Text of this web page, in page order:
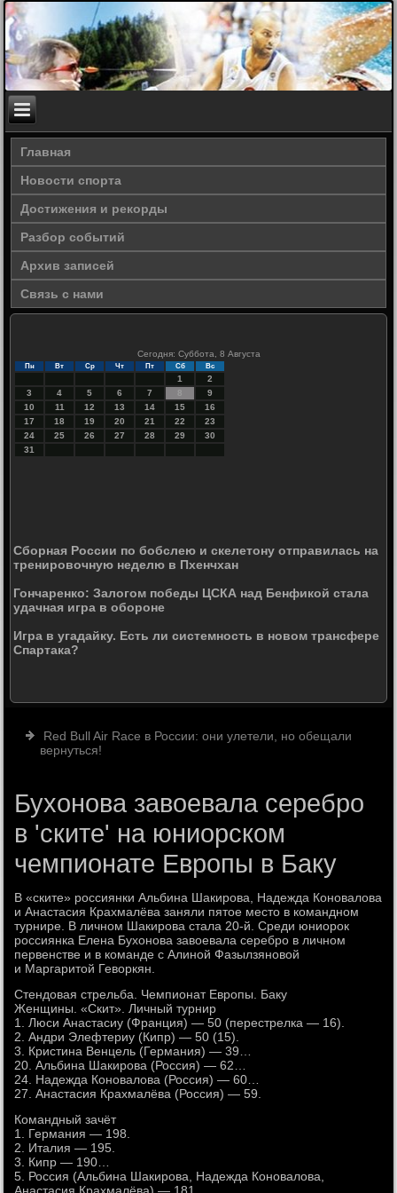
Главная
Новости спорта
Достижения и рекорды
Разбор событий
Архив записей
Связь с нами
Сегодня: Суббота, 8 Августа
Пн Вт Ср Чт Пт Сб Вс
1
2
3
4 5 6 7 8
9
10
11 12 13 14 15
16
17
18 19 20 21 22
23
24
25 26 27 28 29
30
31
Сборная России по бобслею и скелетону отправилась на
тренировочную неделю в Пхенчхан
Гончаренко: Залогом победы ЦСКА над Бенфикой стала
удачная игра в обороне
Игра в угадайку. Есть ли системность в новом трансфере
Спартака?
Red Bull Air Race в России: они улетели, но обещали
вернуться!
Бухонова завоевала серебро
в 'ските' на юниорском
чемпионате Европы в Баку
В «ските» россиянки Альбина Шакирова, Надежда Коновалова
и Анастасия Крахмалёва заняли пятое место в командном
турнире. В личном Шакирова стала 20-й. Среди юниорок
россиянка Елена Бухонова завоевала серебро в личном
первенстве и в команде с Алиной Фазылзяновой
и Маргаритой Геворкян.
Стендовая стрельба. Чемпионат Европы. Баку
Женщины. «Скит». Личный турнир
1. Люси Анастасиу (Франция) — 50 (перестрелка — 16).
2. Андри Элефтериу (Кипр) — 50 (15).
3. Кристина Венцель (Германия) — 39…
20. Альбина Шакирова (Россия) — 62…
24. Надежда Коновалова (Россия) — 60…
27. Анастасия Крахмалёва (Россия) — 59.
Командный зачёт
1. Германия — 198.
2. Италия — 195.
3. Кипр — 190…
5. Россия (Альбина Шакирова, Надежда Коновалова,